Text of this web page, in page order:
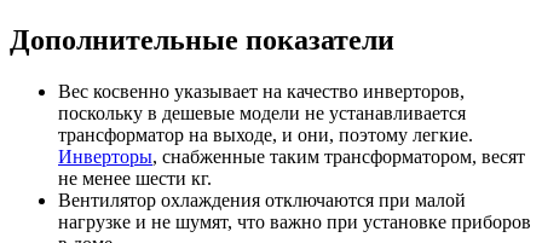
Дополнительные показатели
Вес косвенно указывает на качество инверторов,
поскольку в дешевые модели не устанавливается
трансформатор на выходе, и они, поэтому легкие.
Инверторы, снабженные таким трансформатором, весят
не менее шести кг.
Вентилятор охлаждения отключаются при малой
нагрузке и не шумят, что важно при установке приборов